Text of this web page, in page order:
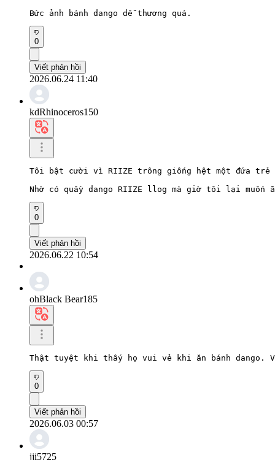
Bức ảnh bánh dango dễ thương quá.
0
Viết phản hồi
2026.06.24 11:40
kdRhinoceros150
Tôi bật cười vì RIIZE trông giống hệt một đứa trẻ
Nhờ có quầy dango RIIZE llog mà giờ tôi lại muốn
0
Viết phản hồi
2026.06.22 10:54
ohBlack Bear185
Thật tuyệt khi thấy họ vui vẻ khi ăn bánh dango.
0
Viết phản hồi
2026.06.03 00:57
jji5725